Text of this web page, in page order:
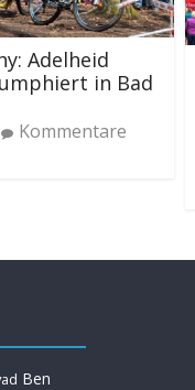
Adelheid
in Bad
Kommentare
Ben